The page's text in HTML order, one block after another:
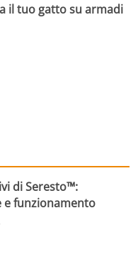
il tuo gatto su armadi
di Seresto™:
e funzionamento